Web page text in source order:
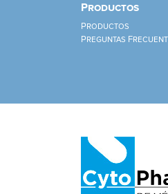
Productos
Productos
Preguntas